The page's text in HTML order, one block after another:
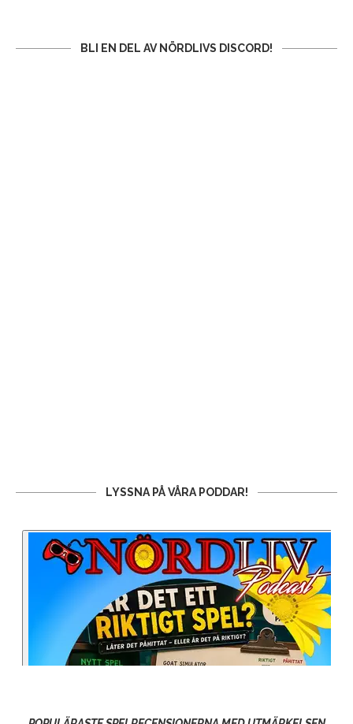
BLI EN DEL AV NÖRDLIVS DISCORD!
LYSSNA PÅ VÅRA PODDAR!